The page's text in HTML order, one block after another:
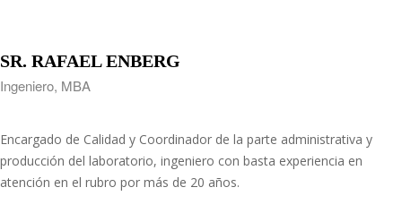
SR. RAFAEL ENBERG
Ingeniero, MBA
Encargado de Calidad y Coordinador de la parte administrativa y
producción del laboratorio, ingeniero con basta experiencia en
atención en el rubro por más de 20 años.